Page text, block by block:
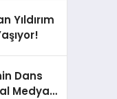
Yıldırım
Dans
Medyayı